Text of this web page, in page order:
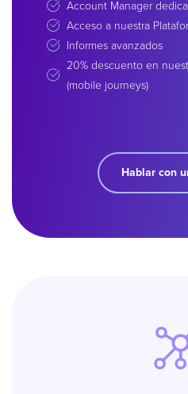
Account Manager
Acceso a nuestra
Informes avanzados
20% descuento en
(mobile journeys)
Hablar con